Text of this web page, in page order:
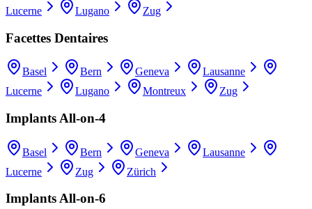
Lucerne
Lugano Zug
Facettes Dentaires
Basel Bern Geneva
Lausanne
Lucerne
Lugano Montreux Zug
Implants All-on-4
Basel Bern Geneva
Lausanne
Lucerne
Zug Zürich
Implants All-on-6